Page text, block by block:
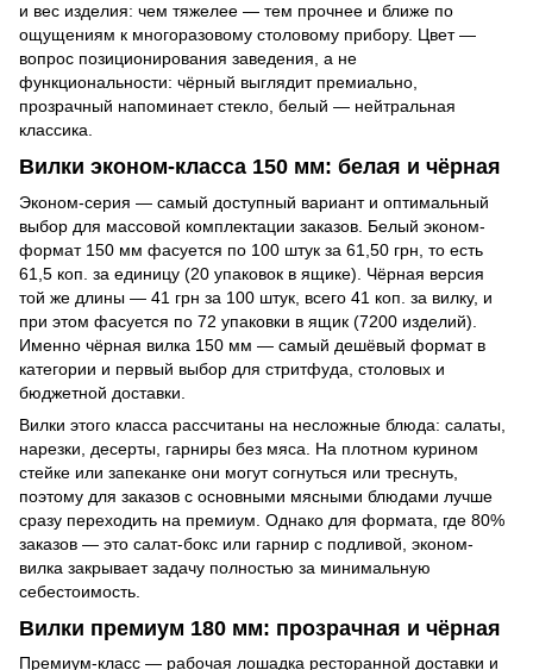
и вес изделия: чем тяжелее — тем прочнее и ближе по
ощущениям к многоразовому столовому прибору. Цвет —
вопрос позиционирования заведения, а не
функциональности: чёрный выглядит премиально,
прозрачный напоминает стекло, белый — нейтральная
классика.
Вилки эконом-класса 150 мм: белая и чёрная
Эконом-серия — самый доступный вариант и оптимальный
выбор для массовой комплектации заказов. Белый эконом-
формат 150 мм фасуется по 100 штук за 61,50 грн, то есть
61,5 коп. за единицу (20 упаковок в ящике). Чёрная версия
той же длины — 41 грн за 100 штук, всего 41 коп. за вилку, и
при этом фасуется по 72 упаковки в ящик (7200 изделий).
Именно чёрная вилка 150 мм — самый дешёвый формат в
категории и первый выбор для стритфуда, столовых и
бюджетной доставки.
Вилки этого класса рассчитаны на несложные блюда: салаты,
нарезки, десерты, гарниры без мяса. На плотном курином
стейке или запеканке они могут согнуться или треснуть,
поэтому для заказов с основными мясными блюдами лучше
сразу переходить на премиум. Однако для формата, где 80%
заказов — это салат-бокс или гарнир с подливой, эконом-
вилка закрывает задачу полностью за минимальную
себестоимость.
Вилки премиум 180 мм: прозрачная и чёрная
Премиум-класс — рабочая лошадка ресторанной доставки и